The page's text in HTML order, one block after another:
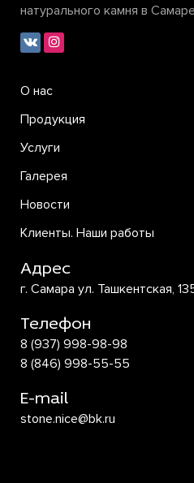
натурального камня в Самаре
О нас
Продукция
Услуги
Галерея
Новости
Клиенты. Наши работы
Адрес
г. Самара ул. Ташкентская,
Телефон
8 (937) 998-98-98
8 (846) 998-55-55
E-mail
stone.nice@bk.ru